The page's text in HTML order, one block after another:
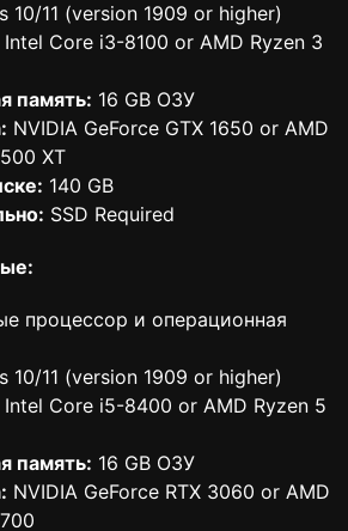
10/11 (version 1909 or higher)
Intel Core i3-8100 or AMD Ryzen 3
память: 16 GB ОЗУ
NVIDIA GeForce GTX 1650 or AMD
XT
140 GB
SSD Required
процессор и операционная
10/11 (version 1909 or higher)
Intel Core i5-8400 or AMD Ryzen 5
память: 16 GB ОЗУ
NVIDIA GeForce RTX 3060 or AMD